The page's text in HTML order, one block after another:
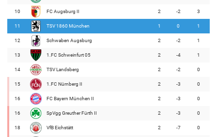
10 FC Augsburg II 2 -2 3
11 TSV 1860 München 1 0 1
12 Schwaben Augsburg 2 -2 1
13 1.FC Schweinfurt 05 2 -4 1
14 TSV Landsberg 2 -2 0
15 1.FC Nürnberg II 2 -3 0
16 FC Bayern München II 2 -3 0
16 SpVgg Greuther Fürth II 2 -3 0
18 VfB Eichstätt 2 -7 0